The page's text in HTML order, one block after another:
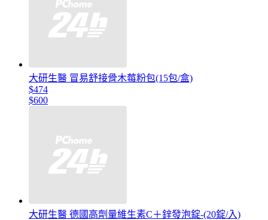
大研生醫 冒易舒接骨木莓粉包(15包/盒)
$474
$600
大研生醫 德國高劑量維生素C＋鋅發泡錠-(20錠/入)